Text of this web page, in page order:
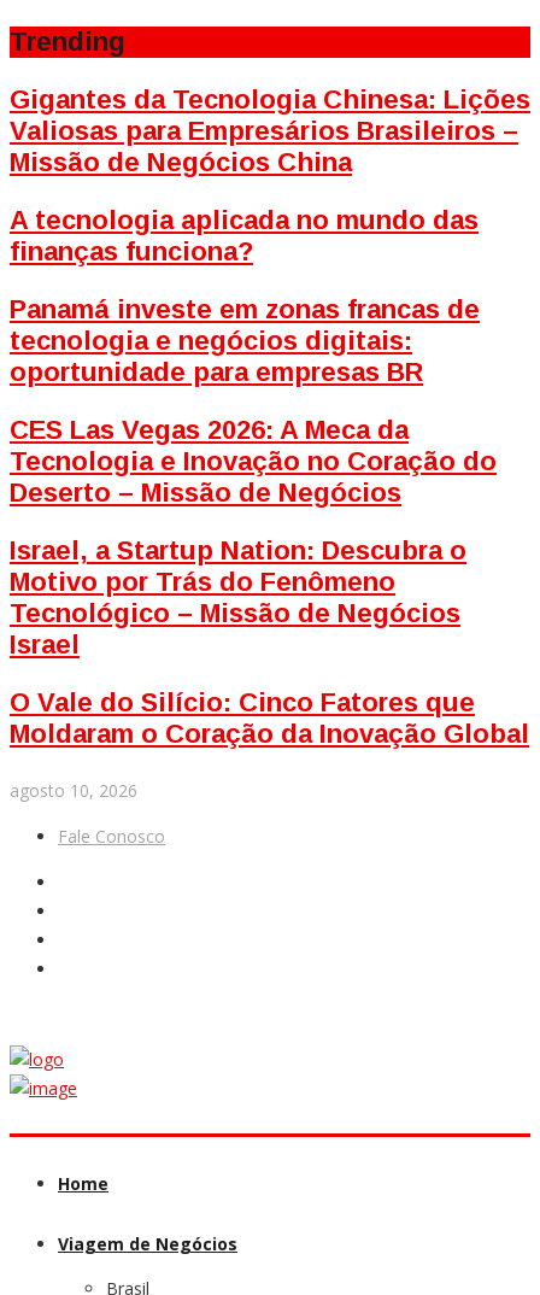
Trending
Gigantes da Tecnologia Chinesa: Lições
Valiosas para Empresários Brasileiros –
Missão de Negócios China
A tecnologia aplicada no mundo das
finanças funciona?
Panamá investe em zonas francas de
tecnologia e negócios digitais:
oportunidade para empresas BR
CES Las Vegas 2026: A Meca da
Tecnologia e Inovação no Coração do
Deserto – Missão de Negócios
Israel, a Startup Nation: Descubra o
Motivo por Trás do Fenômeno
Tecnológico – Missão de Negócios
Israel
O Vale do Silício: Cinco Fatores que
Moldaram o Coração da Inovação Global
agosto 10, 2026
Fale Conosco
Home
Viagem de Negócios
Brasil